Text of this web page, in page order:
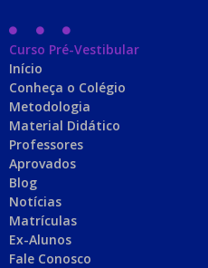
Curso Pré-Vestibular
Início
Conheça o Colégio
Metodologia
Material Didático
Professores
Aprovados
Blog
Notícias
Matrículas
Ex-Alunos
Fale Conosco